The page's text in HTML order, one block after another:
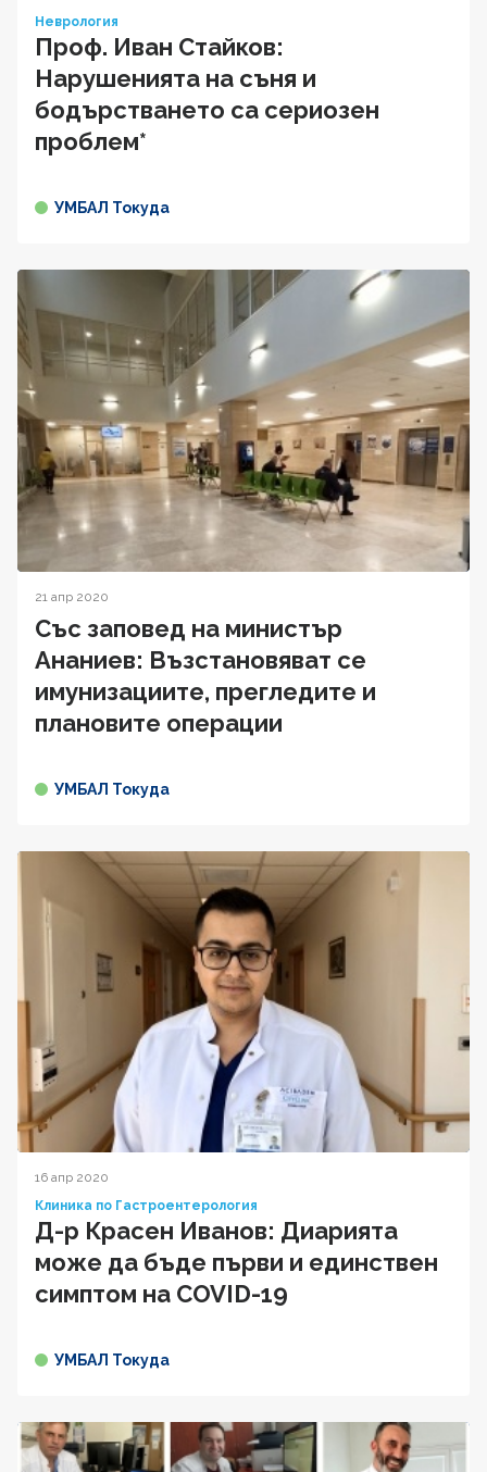
Неврология
Проф. Иван Стайков:
Нарушенията на съня и
бодърстването са сериозен
проблем*
УМБАЛ Токуда
21 апр 2020
Със заповед на министър
Ананиев: Възстановяват се
имунизациите, прегледите и
плановите операции
УМБАЛ Токуда
16 апр 2020
Клиника по Гастроентерология
Д-р Красен Иванов: Диарията
може да бъде първи и единствен
симптом на COVID-19
УМБАЛ Токуда